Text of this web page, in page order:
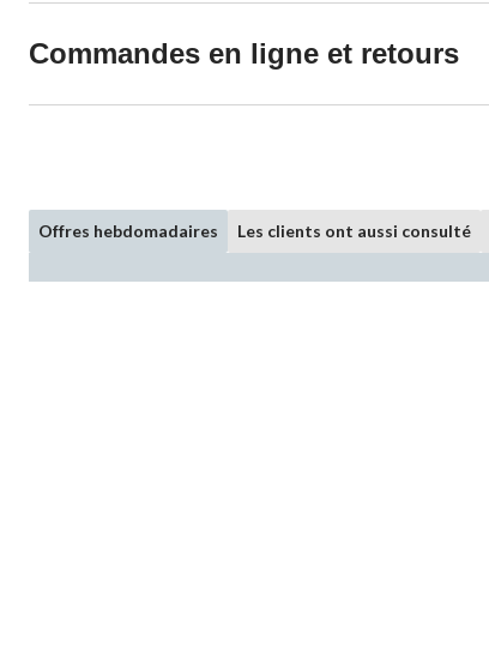
Commandes en ligne et retours
Offres hebdomadaires Les clients ont aussi consulté